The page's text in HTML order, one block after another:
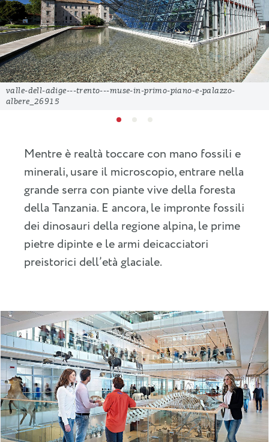
valle-dell-adige---trento---muse-in-primo-piano-e-palazzo-
albere_26915
Mentre è realtà toccare con mano fossili e
minerali, usare il microscopio, entrare nella
grande serra con piante vive della foresta
della Tanzania. E ancora, le impronte fossili
dei dinosauri della regione alpina, le prime
pietre dipinte e le armi deicacciatori
preistorici dell’età glaciale.